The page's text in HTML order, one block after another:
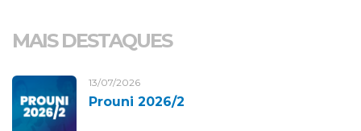
MAIS DESTAQUES
13/07/2026
Prouni 2026/2